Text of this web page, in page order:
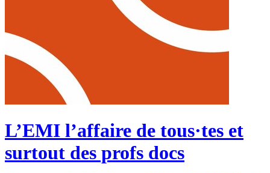
L’EMI l’affaire de tous·tes et
surtout des profs docs